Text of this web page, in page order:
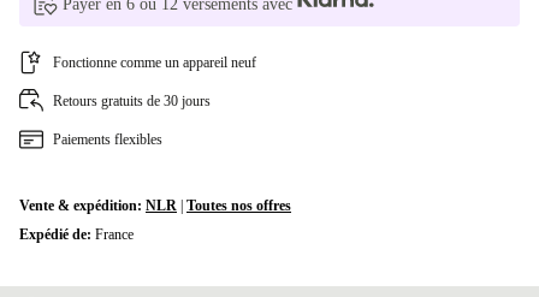
Payer en 6 ou 12 versements avec
Fonctionne comme un appareil neuf
Retours gratuits de 30 jours
Paiements flexibles
Vente & expédition: NLR Toutes nos offres
Expédié de: France